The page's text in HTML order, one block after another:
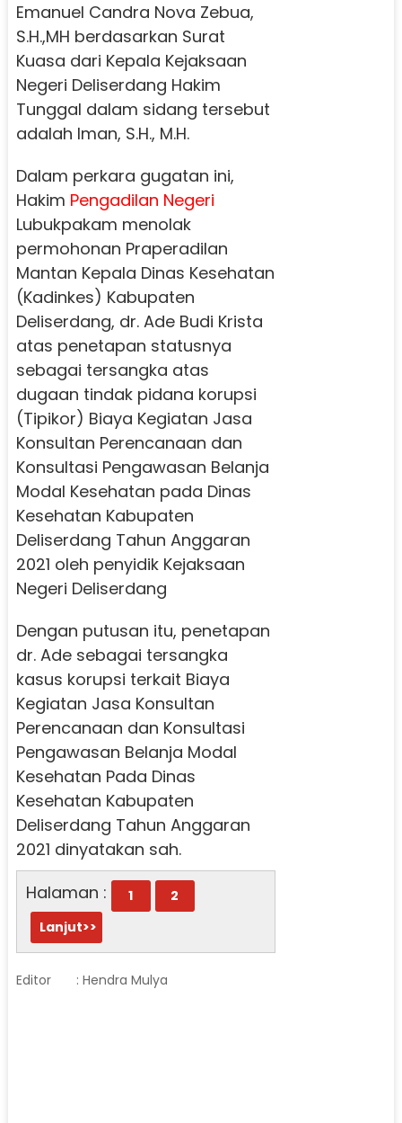
Emanuel Candra Nova Zebua,
S.H.,MH berdasarkan Surat
Kuasa dari Kepala Kejaksaan
Negeri Deliserdang Hakim
Tunggal dalam sidang tersebut
adalah Iman, S.H., M.H.
Dalam perkara gugatan ini,
Hakim Pengadilan Negeri
Lubukpakam menolak
permohonan Praperadilan
Mantan Kepala Dinas Kesehatan
(Kadinkes) Kabupaten
Deliserdang, dr. Ade Budi Krista
atas penetapan statusnya
sebagai tersangka atas
dugaan tindak pidana korupsi
(Tipikor) Biaya Kegiatan Jasa
Konsultan Perencanaan dan
Konsultasi Pengawasan Belanja
Modal Kesehatan pada Dinas
Kesehatan Kabupaten
Deliserdang Tahun Anggaran
2021 oleh penyidik Kejaksaan
Negeri Deliserdang
Dengan putusan itu, penetapan
dr. Ade sebagai tersangka
kasus korupsi terkait Biaya
Kegiatan Jasa Konsultan
Perencanaan dan Konsultasi
Pengawasan Belanja Modal
Kesehatan Pada Dinas
Kesehatan Kabupaten
Deliserdang Tahun Anggaran
2021 dinyatakan sah.
Halaman :
1
2
Lanjut>>
Editor : Hendra Mulya